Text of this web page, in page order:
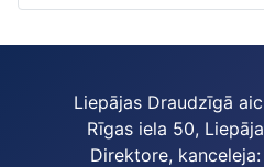
Liepājas Draudzīgā
Rīgas iela 50,
Direktore,